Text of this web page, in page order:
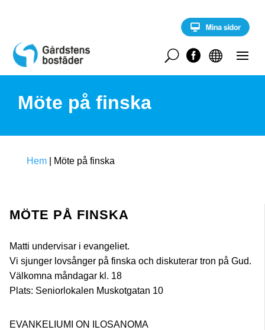
c
n


U
Möte på finska
Hem Möte på finska
MÖTE PÅ FINSKA
Matti undervisar i evangeliet.
Vi sjunger lovsånger på finska och diskuterar tron på Gud.
Välkomna måndagar kl. 18
Plats: Seniorlokalen Muskotgatan 10
EVANKELIUMI ON ILOSANOMA